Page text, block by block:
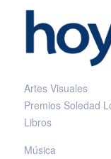
Artes Visuales
Premios Soledad
Libros
Música